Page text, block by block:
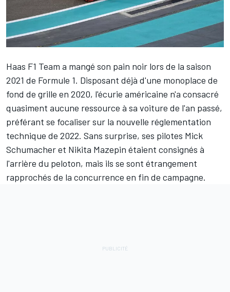
Haas F1 Team a mangé son pain noir lors de la saison
2021 de Formule 1. Disposant déjà d'une monoplace de
fond de grille en 2020, l'écurie américaine n'a consacré
quasiment aucune ressource à sa voiture de l'an passé,
préférant se focaliser sur la nouvelle réglementation
technique de 2022. Sans surprise, ses pilotes Mick
Schumacheret Nikita Mazepin étaient consignés à
l'arrière du peloton, mais ils se sont étrangement
rapprochés de la concurrence en fin de campagne.